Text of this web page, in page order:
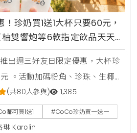
珍奶買1送1大杯只要60元，
雙響炮等6款指定飲品天天2
出週三好友日限定優惠，大杯珍
。活動加碼粉角、珍珠、生椰職
同步推出暑來寶2杯99元好康，
香檸美式等6款指定飲品任選 。
(共80人參與) 1,385
都可買1送1 #CoCo珍奶買一送一
琳 Karolin